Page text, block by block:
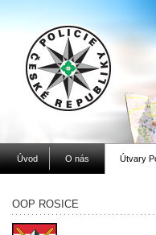
Úvod O nás Útvary
OOP ROSICE